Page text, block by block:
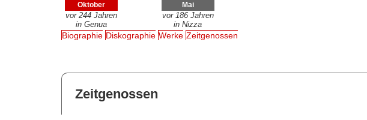
Oktober
vor 244 Jahren
in Genua
Mai
vor 186 Jahren
in Nizza
Biographie Diskographie Werke Zeitgenossen
Zeitgenossen